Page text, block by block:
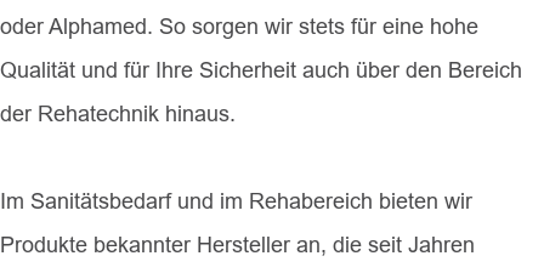
oder Alphamed. So sorgen wir stets für eine hohe
Qualität und für Ihre Sicherheit auch über den Bereich
der Rehatechnik hinaus.
Im Sanitätsbedarf und im Rehabereich bieten wir
Produkte bekannter Hersteller an, die seit Jahren